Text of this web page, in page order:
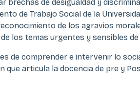
brechas de desigualdad y
de Trabajo Social de la
de los agravios
los temas urgentes y sensibles de
de comprender e intervenir lo
que articula la docencia de pre y